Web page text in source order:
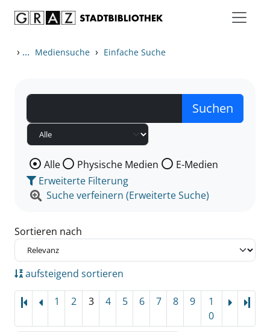
› ... Mediensuche › Einfache Suche
Wählen Sie die Medienart nach der Sie suchen wollen.
Alle Physische Medien
E-Medien
Erweiterte Filterung
Suche verfeinern (Erweiterte Suche)
Sortieren nach
aufsteigend sortieren
1 2 3 4 5 6 7 8 9
1
0